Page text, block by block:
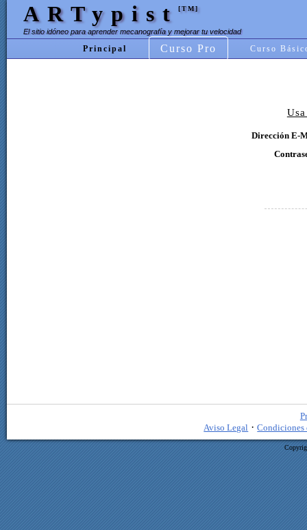
ARTypist [TM]
El sitio idóneo para aprender mecanografía y mejorar tu velocidad
Principal Curso Pro Curso
Dirección E-
Aviso Legal ·Condiciones